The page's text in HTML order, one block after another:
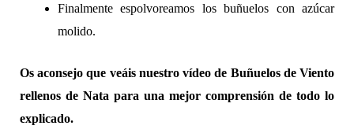
Finalmente espolvoreamos los buñuelos con azúcar
molido.
Os aconsejo que veáis nuestro vídeo de Buñuelos de Viento
rellenos de Nata para una mejor comprensión de todo lo
explicado.